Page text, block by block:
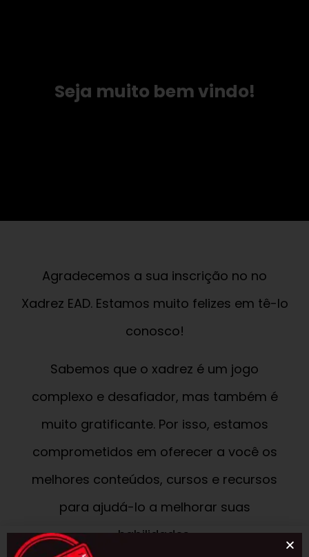
Seja muito bem vindo!
Agradecemos a sua inscrição no no
Xadrez EAD. Estamos muito felizes em tê-lo
conosco!
Sabemos que o xadrez é um jogo
complexo e desafiador, mas também é
muito gratificante. Por isso, estamos
comprometidos em oferecer a você os
melhores conteúdos, cursos e recursos
para ajudá-lo a melhorar suas
habilidades.